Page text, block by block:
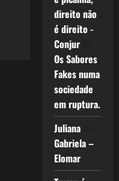
direito não
é direito -
Conjurem
Os Sabores
Fakes numa
sociedade
em ruptura.
Julianaem
Gabriela –
Elomar